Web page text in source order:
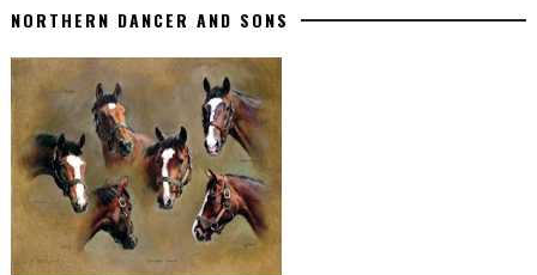
NORTHERN DANCER AND SONS